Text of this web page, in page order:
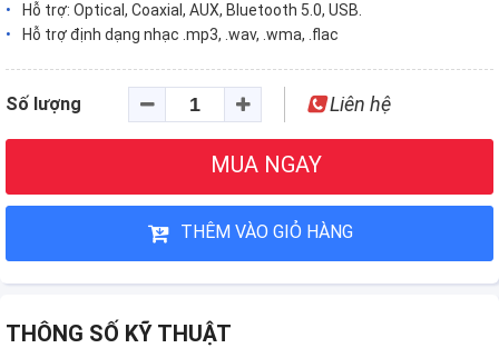
Hỗ trợ: Optical, Coaxial, AUX, Bluetooth 5.0, USB.
Hỗ trợ định dạng nhạc .mp3, .wav, .wma, .flac
Số lượng Liên hệ
MUA NGAY
THÊM VÀO GIỎ HÀNG
THÔNG SỐ KỸ THUẬT